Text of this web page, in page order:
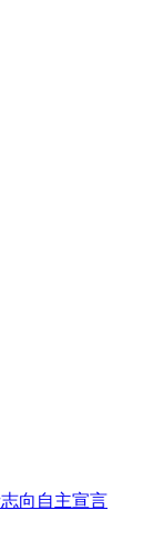
向自主宣言